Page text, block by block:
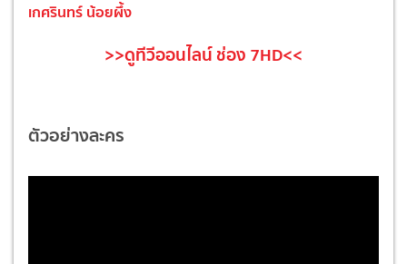
เกศรินทร์ น้อยผึ้ง
>>ดูทีวีออนไลน์ ช่อง 7HD<<
ตัวอย่างละคร